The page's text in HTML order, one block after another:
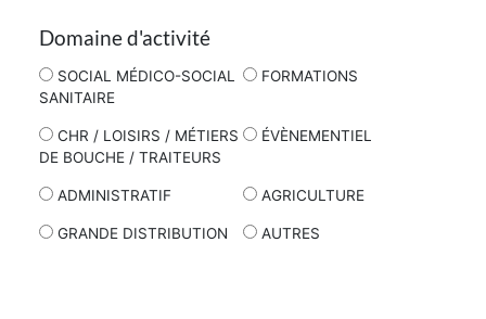
Domaine d'activité
SOCIAL MÉDICO-SOCIAL
SANITAIRE
FORMATIONS
CHR / LOISIRS / MÉTIERS
DE BOUCHE / TRAITEURS
ÉVÈNEMENTIEL
ADMINISTRATIF AGRICULTURE
GRANDE DISTRIBUTION AUTRES